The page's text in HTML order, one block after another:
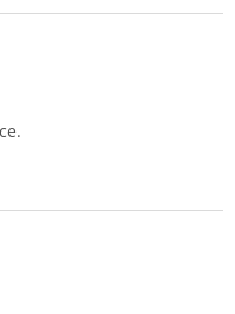
5 hvězdiček.
5 hvězdiček.